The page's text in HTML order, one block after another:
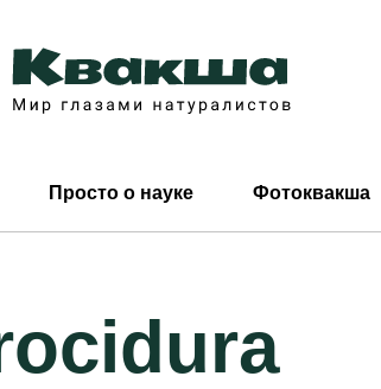
Просто о науке Фотоквакша